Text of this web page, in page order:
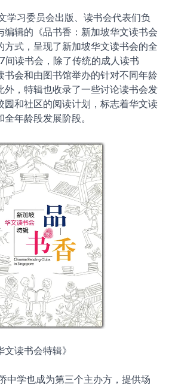
学习委员会出版、读书会代表们负
编辑的《品书香：新加坡华文读书会
方式，呈现了新加坡华文读书会的全
间读书会，除了传统的成人读书
书会和由图书馆举办的针对不同年龄
外，特辑也收录了一些讨论读书会发
园和社区的阅读计划，标志着华文读
年龄段发展阶段。
文读书会特辑》
中学也成为第三个主办方，提供场